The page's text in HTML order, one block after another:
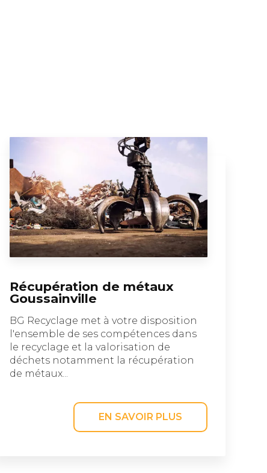
Récupération de métaux
Goussainville
BG Recyclage met à votre disposition
l'ensemble de ses compétences dans
le recyclage et la valorisation de
déchets notamment la récupération
de métaux...
EN SAVOIR PLUS